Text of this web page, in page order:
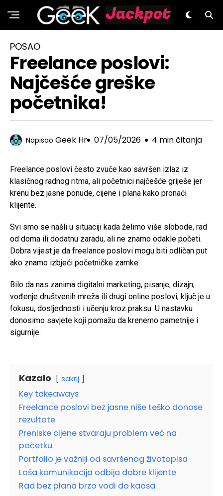
GeeK.hr
POSAO
Freelance poslovi:
Najčešće greške
početnika!
Napisao Geek Hr 07/05/2026 4 min čitanja
Freelance poslovi često zvuče kao savršen izlaz iz
klasičnog radnog ritma, ali početnici najčešće griješe jer
krenu bez jasne ponude, cijene i plana kako pronaći
klijente.
Svi smo se našli u situaciji kada želimo više slobode, rad
od doma ili dodatnu zaradu, ali ne znamo odakle početi.
Dobra vijest je da freelance poslovi mogu biti odličan put
ako znamo izbjeći početničke zamke.
Bilo da nas zanima digitalni marketing, pisanje, dizajn,
vođenje društvenih mreža ili drugi online poslovi, ključ je u
fokusu, dosljednosti i učenju kroz praksu. U nastavku
donosimo savjete koji pomažu da krenemo pametnije i
sigurnije.
Kazalo sakrij
Key takeaways
Freelance poslovi bez jasne niše teško donose
rezultate
Preniske cijene stvaraju problem već na
početku
Portfolio je važniji od savršenog životopisa
Loša komunikacija odbija dobre klijente
Rad bez plana brzo vodi do kaosa